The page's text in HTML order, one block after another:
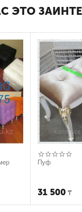
ЭТО
Пуф
31 500 ₸